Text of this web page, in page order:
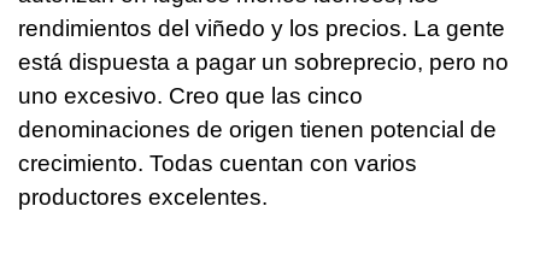
rendimientos del viñedo y los precios. La gente
está dispuesta a pagar un sobreprecio, pero no
uno excesivo. Creo que las cinco
denominaciones de origen tienen potencial de
crecimiento. Todas cuentan con varios
productores excelentes.